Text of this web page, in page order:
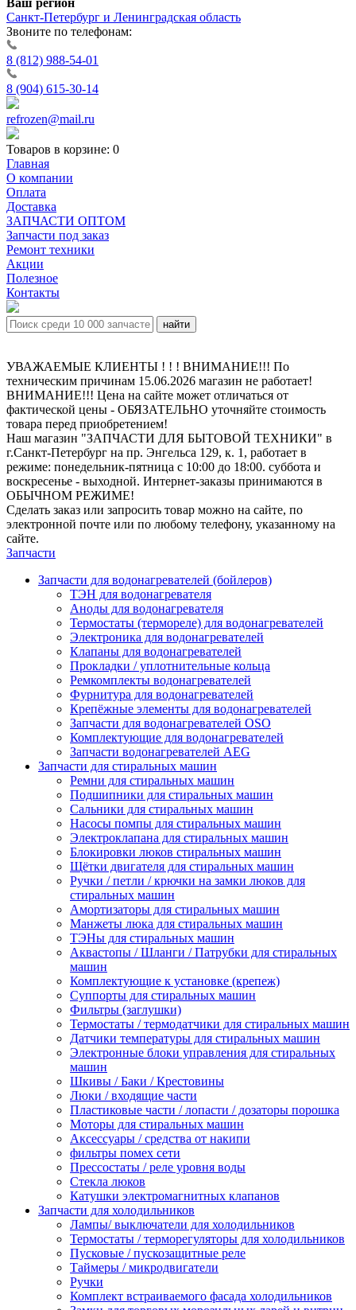
Ваш регион
Санкт-Петербург и Ленинградская область
Звоните по телефонам:
8 (812) 988-54-01
8 (904) 615-30-14
refrozen@mail.ru
Товаров в корзине: 0
Главная
О компании
Оплата
Доставка
ЗАПЧАСТИ ОПТОМ
Запчасти под заказ
Ремонт техники
Акции
Полезное
Контакты
УВАЖАЕМЫЕ КЛИЕНТЫ ! ! ! ВНИМАНИЕ!!! По
техническим причинам 15.06.2026 магазин не работает!
ВНИМАНИЕ!!! Цена на сайте может отличаться от
фактической цены - ОБЯЗАТЕЛЬНО уточняйте стоимость
товара перед приобретением!
Наш магазин "ЗАПЧАСТИ ДЛЯ БЫТОВОЙ ТЕХНИКИ" в
г.Санкт-Петербург на пр. Энгельса 129, к. 1, работает в
режиме: понедельник-пятница с 10:00 до 18:00. суббота и
воскресенье - выходной. Интернет-заказы принимаются в
ОБЫЧНОМ РЕЖИМЕ!
Сделать заказ или запросить товар можно на сайте, по
электронной почте или по любому телефону, указанному на
сайте.
Запчасти
Запчасти для водонагревателей (бойлеров)
ТЭН для водонагревателя
Аноды для водонагревателя
Термостаты (термореле) для водонагревателей
Электроника для водонагревателей
Клапаны для водонагревателей
Прокладки / уплотнительные кольца
Ремкомплекты водонагревателей
Фурнитура для водонагревателей
Крепёжные элементы для водонагревателей
Запчасти для водонагревателей OSO
Комплектующие для водонагревателей
Запчасти водонагревателей AEG
Запчасти для стиральных машин
Ремни для стиральных машин
Подшипники для стиральных машин
Сальники для стиральных машин
Насосы помпы для стиральных машин
Электроклапана для стиральных машин
Блокировки люков стиральных машин
Щётки двигателя для стиральных машин
Ручки / петли / крючки на замки люков для
стиральных машин
Амортизаторы для стиральных машин
Манжеты люка для стиральных машин
ТЭНы для стиральных машин
Аквастопы / Шланги / Патрубки для стиральных
машин
Комплектующие к установке (крепеж)
Суппорты для стиральных машин
Фильтры (заглушки)
Термостаты / термодатчики для стиральных машин
Датчики температуры для стиральных машин
Электронные блоки управления для стиральных
машин
Шкивы / Баки / Крестовины
Люки / входящие части
Пластиковые части / лопасти / дозаторы порошка
Моторы для стиральных машин
Аксессуары / средства от накипи
фильтры помех сети
Прессостаты / реле уровня воды
Стекла люков
Катушки электромагнитных клапанов
Запчасти для холодильников
Лампы/ выключатели для холодильников
Термостаты / терморегуляторы для холодильников
Пусковые / пускозащитные реле
Таймеры / микродвигатели
Ручки
Комплект встраиваемого фасада холодильников